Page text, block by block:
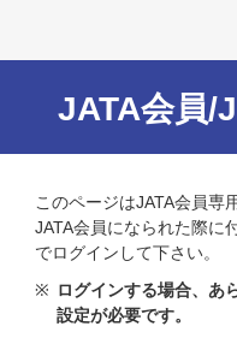
JATA会員/
このページはJATA会員専
JATA会員になられた際に
でログインして下さい。
※ ログインする場合、あ
設定が必要です。